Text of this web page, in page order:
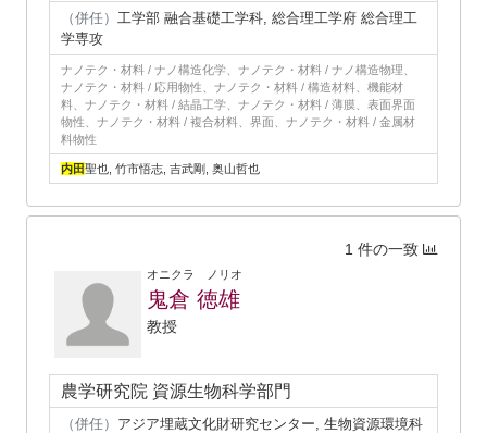
（併任） 工学部 融合基礎工学科, 総合理工学府 総合理工
学専攻
ナノテク・材料 / ナノ構造化学、ナノテク・材料 / ナノ構造物理、
ナノテク・材料 / 応用物性、ナノテク・材料 / 構造材料、機能材
料、ナノテク・材料 / 結晶工学、ナノテク・材料 / 薄膜、表面界面
物性、ナノテク・材料 / 複合材料、界面、ナノテク・材料 / 金属材
料物性
内田聖也, 竹市悟志, 吉武剛, 奥山哲也
1 件の一致
オニクラ ノリオ
鬼倉 徳雄
教授
農学研究院 資源生物科学部門
（併任） アジア埋蔵文化財研究センター, 生物資源環境科